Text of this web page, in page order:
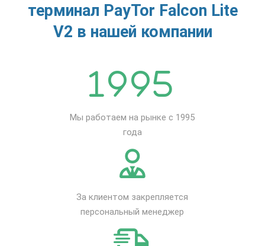
терминал PayTor Falcon Lite
V2 в нашей компании
Мы работаем на рынке с 1995
года
За клиентом закрепляется
персональный менеджер